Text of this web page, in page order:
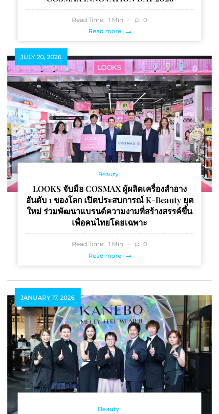
Read Time: 1 Min
0
Read more
JULY 20, 2026
Beauty
LOOKS จับมือ COSMAX ผู้ผลิตเครื่องสำอาง
อันดับ 1 ของโลก เปิดประสบการณ์ K-Beauty ยุค
ใหม่ ร่วมพัฒนาแบรนด์ความงามที่สร้างสรรค์ขึ้น
เพื่อคนไทยโดยเฉพาะ
Read Time: 1 Min
0
Read more
JANUARY 17, 2026
Beauty